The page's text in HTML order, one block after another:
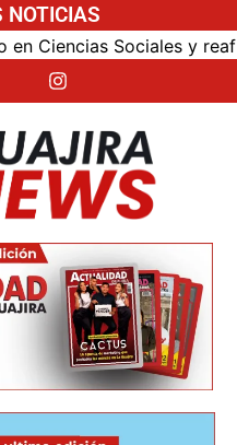
NOTICIAS
Sociales y